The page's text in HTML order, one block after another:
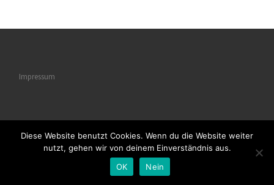
Impressum
© 2026Naturstrukturen– Alle Rechte vorbehalten
– Entworfen mit dem
Diese Website benutzt Cookies. Wenn du die Website weiter
nutzt, gehen wir von deinem Einverständnis aus.
OK
Nein